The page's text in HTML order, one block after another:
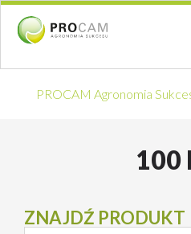
PROCAM Agronomia
100
ZNAJDŹ PRODUKT